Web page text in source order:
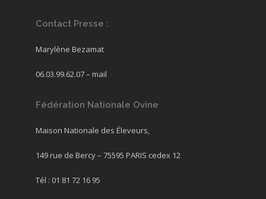
Contact Presse :
Marylène Bezamat
06.03.99.62.07 – mail
Fédération Nationale Ovine
Maison Nationale des Éleveurs,
149 rue de Bercy – 75595 PARIS cedex 12
Tél : 01 81 72 16 95